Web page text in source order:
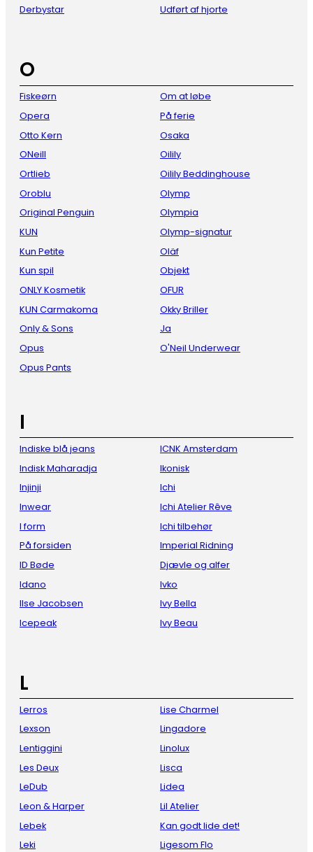
Derbystar Udført af hjorte
O
Fiskeørn
Opera
Otto Kern
ONeill
Ortlieb
Oroblu
Original Penguin
KUN
Kun Petite
Kun spil
ONLY Kosmetik
KUN Carmakoma
Only & Sons
Opus
Opus Pants
Om at løbe
På ferie
Osaka
Oilily
Oilily Beddinghouse
Olymp
Olympia
Olymp-signatur
Oläf
Objekt
OFUR
Okky Briller
Ja
O'Neil Underwear
I
Indiske blå jeans
Indisk Maharadja
Injinji
Inwear
I form
På forsiden
ID Bøde
Idano
Ilse Jacobsen
Icepeak
ICNK Amsterdam
Ikonisk
Ichi
Ichi Atelier Rêve
Ichi tilbehør
Imperial Ridning
Djævle og alfer
Ivko
Ivy Bella
Ivy Beau
L
Lerros
Lexson
Lentiggini
Les Deux
LeDub
Leon & Harper
Lebek
Leki
Lise Charmel
Lingadore
Linolux
Lisca
Lidea
Lil Atelier
Kan godt lide det!
Ligesom Flo